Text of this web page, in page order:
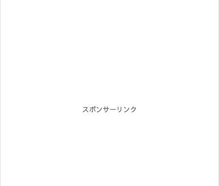
スポンサーリンク